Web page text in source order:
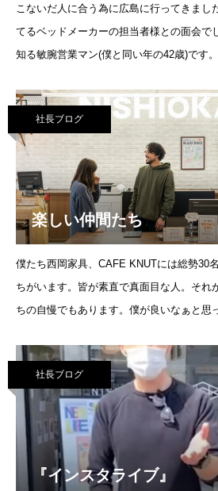
こないだ人に合う為に広島に行ってきまし
てるベッドメーカーの担当者様との面会で
知る敏腕営業マン(僕と同い年の42歳)です
社長ブログ
楽しい仲間たち
僕たち西岡家具、CAFE KNUTには総勢30
ちがいます。皆が素直で真面目な人。それ
ちの自慢でもあります。僕が良いなぁと思
社長ブログ
『インスタライブ』